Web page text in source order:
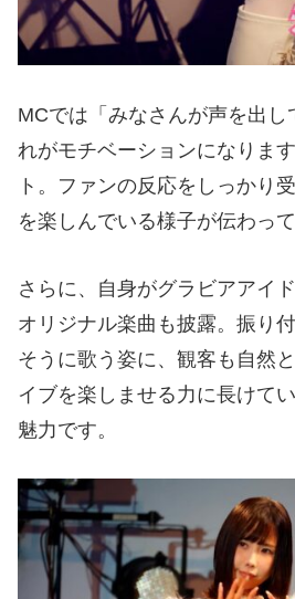
MCでは「みなさんが声を出
れがモチベーションになりま
ト。ファンの反応をしっかり
を楽しんでいる様子が伝わって
さらに、自身がグラビアアイ
オリジナル楽曲も披露。振り
そうに歌う姿に、観客も自然
イブを楽しませる力に長けて
魅力です。